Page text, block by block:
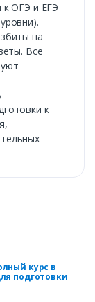
к ОГЭ и ЕГЭ
на
Все
к
курс в
подготовки